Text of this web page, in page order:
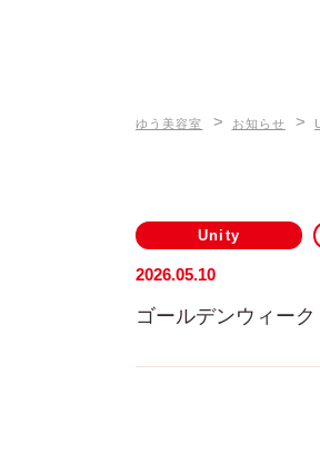
ゆう美容室 > お知らせ >
Unity
2026.05.10
ゴールデンウィーク